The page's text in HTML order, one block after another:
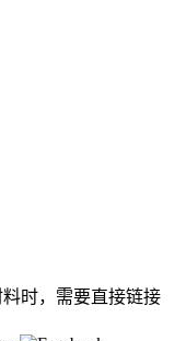
时，需要直接链接